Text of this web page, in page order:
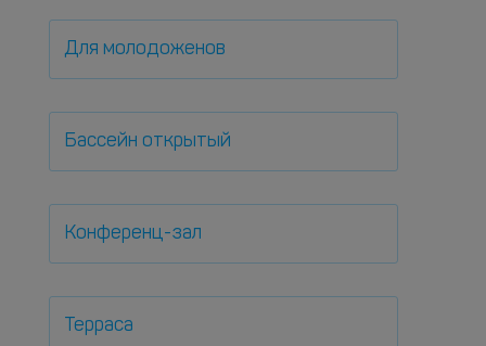
Для молодоженов
Бассейн открытый
Конференц-зал
Терраса